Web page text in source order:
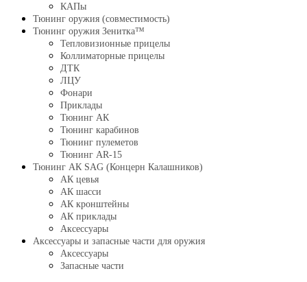
КАПы
Тюнинг оружия (совместимость)
Тюнинг оружия Зенитка™
Тепловизионные прицелы
Коллиматорные прицелы
ДТК
ЛЦУ
Фонари
Приклады
Тюнинг АК
Тюнинг карабинов
Тюнинг пулеметов
Тюнинг AR-15
Тюнинг АК SAG (Концерн Калашников)
АК цевья
АК шасси
АК кронштейны
АК приклады
Аксессуары
Аксессуары и запасные части для оружия
Аксессуары
Запасные части